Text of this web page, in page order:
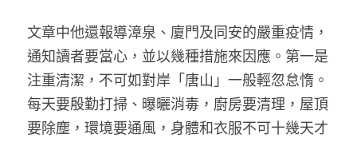
文章中他還報導漳泉、廈門及同安的嚴重疫情，
通知讀者要當心，並以幾種措施來因應。第一是
注重清潔，不可如對岸「唐山」一般輕忽怠惰。
每天要殷勤打掃、曝曬消毒，廚房要清理，屋頂
要除塵，環境要通風，身體和衣服不可十幾天才